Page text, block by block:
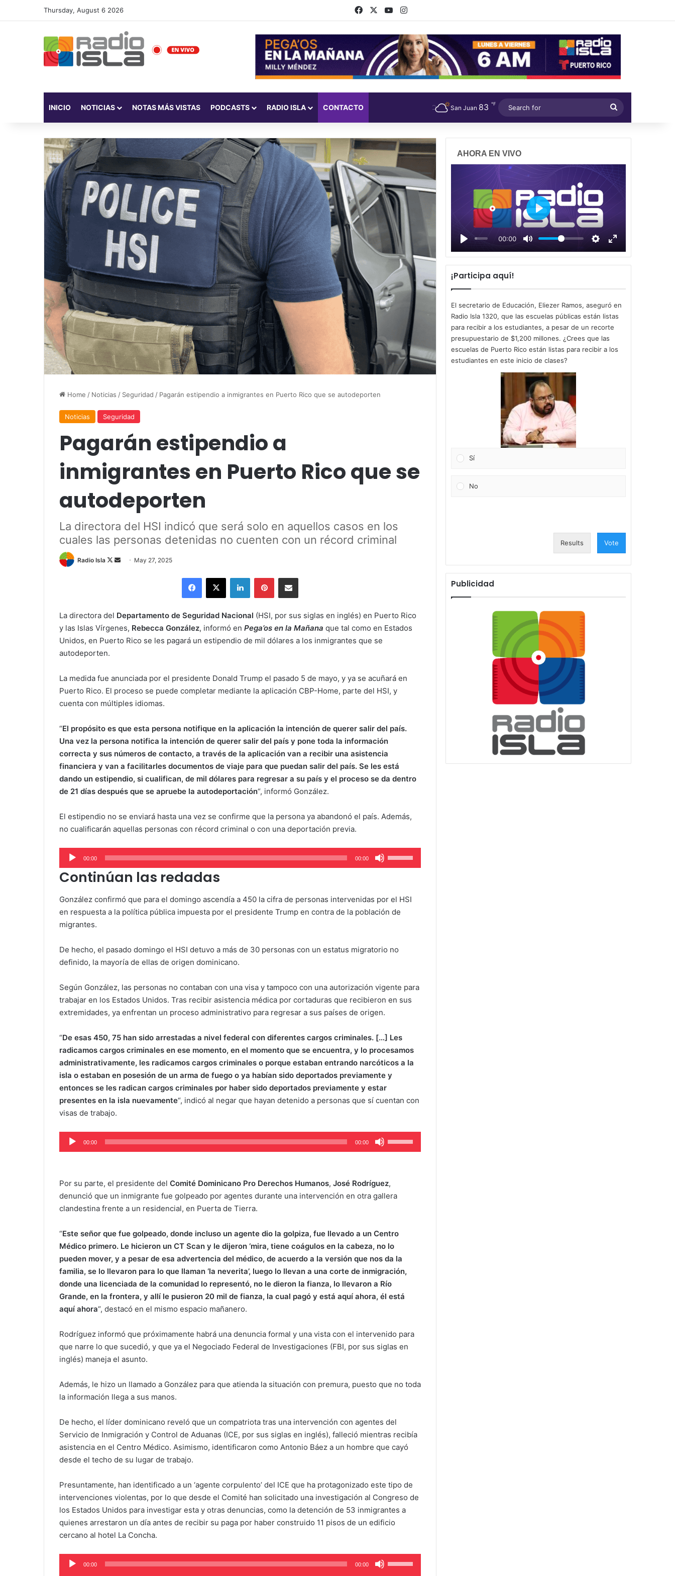
Thursday, August 6 2026 FacebookYouTubeInstagram
INICIO NOTICIAS NOTAS MÁS VISTAS PODCASTS RADIO ISLA CONTACTO San Juan 83 ℉
for
Home / Noticias / Seguridad / Pagarán estipendio a inmigrantes en Puerto Rico que se autodeporten
Noticias Seguridad
Pagarán estipendio a
inmigrantes en Puerto Rico que se
autodeporten
La directora del HSI indicó que será solo en aquellos casos en los
cuales las personas detenidas no cuenten con un récord criminal
Radio Isla
Follow
Send May 27, 2025
Facebook
X LinkedInPinterestShare via Email
La directora del Departamento de Seguridad Nacional (HSI, por sus siglas en inglés) en Puerto Rico
y las Islas Vírgenes, Rebecca González, informó en Pega’os en la Mañana que tal como en Estados
Unidos, en Puerto Rico se les pagará un estipendio de mil dólares a los inmigrantes que se
autodeporten.
La medida fue anunciada por el presidente Donald Trump el pasado 5 de mayo, y ya se acuñará en
Puerto Rico. El proceso se puede completar mediante la aplicación CBP-Home, parte del HSI, y
cuenta con múltiples idiomas.
“El propósito es que esta persona notifique en la aplicación la intención de querer salir del país.
Una vez la persona notifica la intención de querer salir del país y pone toda la información
correcta y sus números de contacto, a través de la aplicación van a recibir una asistencia
financiera y van a facilitarles documentos de viaje para que puedan salir del país. Se les está
dando un estipendio, si cualifican, de mil dólares para regresar a su país y el proceso se da dentro
de 21 días después que se apruebe la autodeportación“, informó González.
El estipendio no se enviará hasta una vez se confirme que la persona ya abandonó el país. Además,
no cualificarán aquellas personas con récord criminal o con una deportación previa.
Audio
Player
00:00 00:00
Up/Down
to
increase
volume.
Continúan las redadas
González confirmó que para el domingo ascendía a 450 la cifra de personas intervenidas por el HSI
en respuesta a la política pública impuesta por el presidente Trump en contra de la población de
migrantes.
De hecho, el pasado domingo el HSI detuvo a más de 30 personas con un estatus migratorio no
definido, la mayoría de ellas de origen dominicano.
Según González, las personas no contaban con una visa y tampoco con una autorización vigente para
trabajar en los Estados Unidos. Tras recibir asistencia médica por cortaduras que recibieron en sus
extremidades, ya enfrentan un proceso administrativo para regresar a sus países de origen.
“De esas 450, 75 han sido arrestadas a nivel federal con diferentes cargos criminales. […] Les
radicamos cargos criminales en ese momento, en el momento que se encuentra, y lo procesamos
administrativamente, les radicamos cargos criminales o porque estaban entrando narcóticos a la
isla o estaban en posesión de un arma de fuego o ya habían sido deportados previamente y
entonces se les radican cargos criminales por haber sido deportados previamente y estar
presentes en la isla nuevamente“, indicó al negar que hayan detenido a personas que sí cuentan con
visas de trabajo.
Audio
Player
00:00 00:00
Up/Down
to
increase
volume.
Por su parte, el presidente del Comité Dominicano Pro Derechos Humanos, José Rodríguez,
denunció que un inmigrante fue golpeado por agentes durante una intervención en otra gallera
clandestina frente a un residencial, en Puerta de Tierra.
“Este señor que fue golpeado, donde incluso un agente dio la golpiza, fue llevado a un Centro
Médico primero. Le hicieron un CT Scan y le dijeron ‘mira, tiene coágulos en la cabeza, no lo
pueden mover, y a pesar de esa advertencia del médico, de acuerdo a la versión que nos da la
familia, se lo llevaron para lo que llaman ‘la neverita’, luego lo llevan a una corte de inmigración,
donde una licenciada de la comunidad lo representó, no le dieron la fianza, lo llevaron a Río
Grande, en la frontera, y allí le pusieron 20 mil de fianza, la cual pagó y está aquí ahora, él está
aquí ahora“, destacó en el mismo espacio mañanero.
Rodríguez informó que próximamente habrá una denuncia formal y una vista con el intervenido para
que narre lo que sucedió, y que ya el Negociado Federal de Investigaciones (FBI, por sus siglas en
inglés) maneja el asunto.
Además, le hizo un llamado a González para que atienda la situación con premura, puesto que no toda
la información llega a sus manos.
De hecho, el líder dominicano reveló que un compatriota tras una intervención con agentes del
Servicio de Inmigración y Control de Aduanas (ICE, por sus siglas en inglés), falleció mientras recibía
asistencia en el Centro Médico. Asimismo, identificaron como Antonio Báez a un hombre que cayó
desde el techo de su lugar de trabajo.
Presuntamente, han identificado a un ‘agente corpulento’ del ICE que ha protagonizado este tipo de
intervenciones violentas, por lo que desde el Comité han solicitado una investigación al Congreso de
los Estados Unidos para investigar esta y otras denuncias, como la detención de 53 inmigrantes a
quienes arrestaron un día antes de recibir su paga por haber construido 11 pisos de un edificio
cercano al hotel La Concha.
Audio
00:00 00:00
AHORA EN VIVO
00:00
P
l
a
y
¡Participa aquí!
El secretario de Educación, Eliezer Ramos, aseguró en
Radio Isla 1320, que las escuelas públicas están listas
para recibir a los estudiantes, a pesar de un recorte
presupuestario de $1,200 millones. ¿Crees que las
escuelas de Puerto Rico están listas para recibir a los
estudiantes en este inicio de clases?
Sí
No
Results Vote
Publicidad